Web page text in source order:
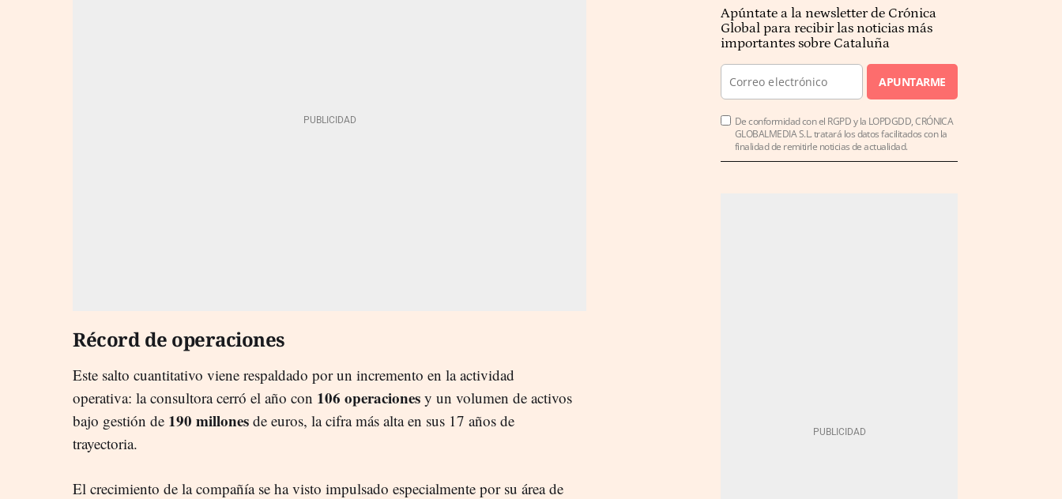
Récord de operaciones
Este salto cuantitativo viene respaldado por un incremento en la actividad
operativa: la consultora cerró el año con 106 operaciones y un volumen de activos
bajo gestión de 190 millones de euros, la cifra más alta en sus 17 años de
trayectoria.
El crecimiento de la compañía se ha visto impulsado especialmente por su área de
Apúntate a la newsletter de Crónica
Global para recibir las noticias más
importantes sobre Cataluña
APUNTARME
De conformidad con el RGPD y la LOPDGDD, CRÓNICA
GLOBALMEDIA S.L. tratará los datos facilitados con la
finalidad de remitirle noticias de actualidad.